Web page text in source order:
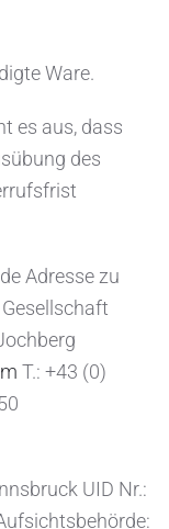
Ware.
es aus, dass
des
Adresse zu
T.: +43 (0)
UID Nr.: